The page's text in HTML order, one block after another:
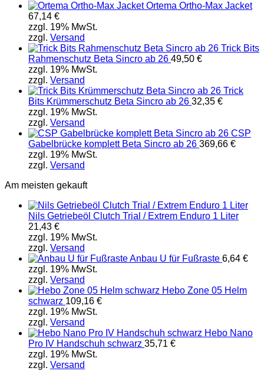
Ortema Ortho-Max Jacket
67,14 €
zzgl. 19% MwSt.
zzgl. Versand
Trick Bits
Rahmenschutz Beta Sincro ab 26 49,50 €
zzgl. 19% MwSt.
zzgl. Versand
Trick
Bits Krümmerschutz Beta Sincro ab 26 32,35 €
zzgl. 19% MwSt.
zzgl. Versand
CSP
Gabelbrücke komplett Beta Sincro ab 26 369,66 €
zzgl. 19% MwSt.
zzgl. Versand
Am meisten gekauft
Nils Getriebeöl Clutch Trial / Extrem Enduro 1 Liter
21,43 €
zzgl. 19% MwSt.
zzgl. Versand
Anbau U für Fußraste 6,64 €
zzgl. 19% MwSt.
zzgl. Versand
Hebo Zone 05 Helm
schwarz 109,16 €
zzgl. 19% MwSt.
zzgl. Versand
Hebo Nano
Pro IV Handschuh schwarz 35,71 €
zzgl. 19% MwSt.
zzgl. Versand